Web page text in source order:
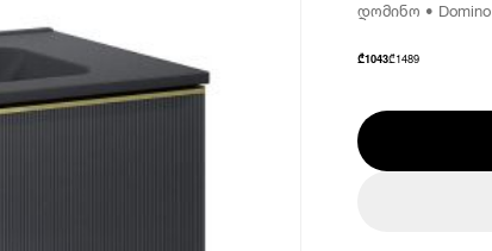
დომინო • Domino
₾1043₾1489